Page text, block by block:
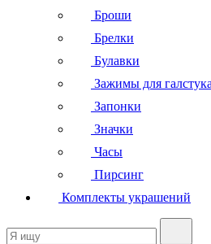
Броши
Брелки
Булавки
Зажимы для галстука
Запонки
Значки
Часы
Пирсинг
Комплекты украшений